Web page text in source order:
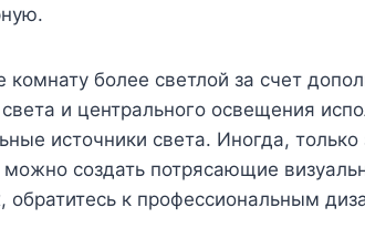
комнату более светлой за счет
и центрального освещения
источники света. Иногда,
создать потрясающие
обратитесь к профессиональным